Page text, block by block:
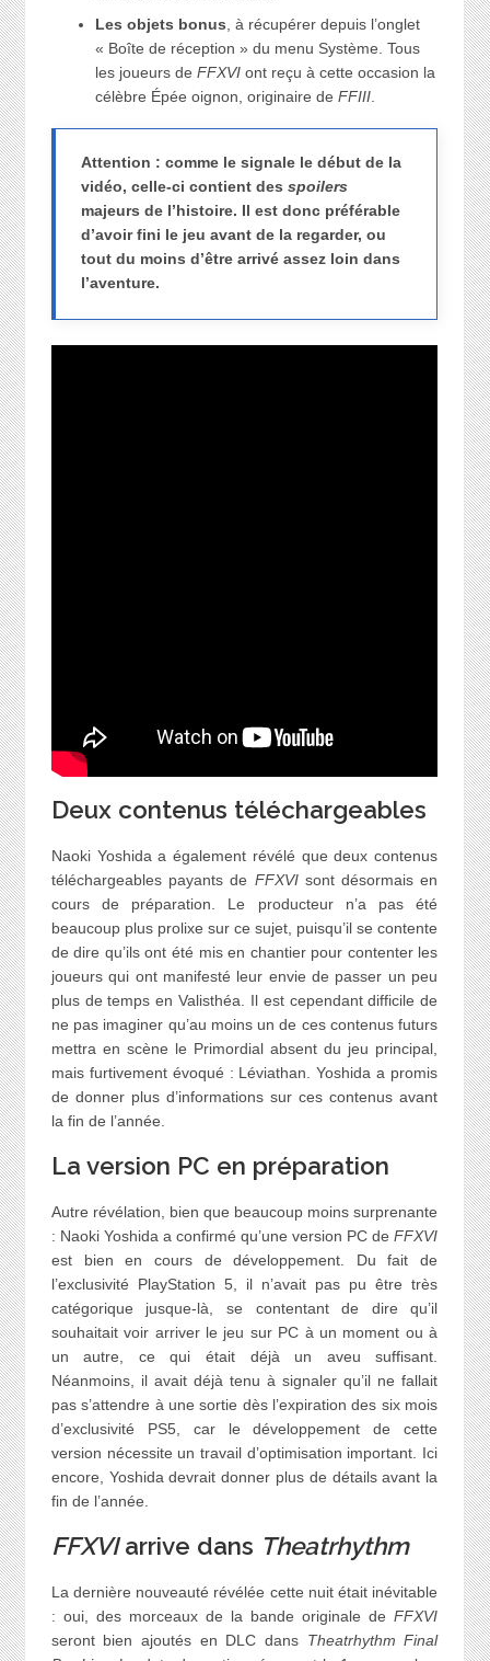
Les objets bonus , à récupérer depuis l’onglet
« Boîte de réception » du menu Système. Tous
les joueurs de FFXVIont reçu à cette occasion la
célèbre Épée oignon, originaire de FFIII.
Attention : comme le signale le début de la
vidéo, celle-ci contient desspoilers
majeurs de l’histoire. Il est donc préférable
d’avoir fini le jeu avant de la regarder, ou
tout du moins d’être arrivé assez loin dans
l’aventure.
Deux contenus téléchargeables
Naoki Yoshida a également révélé que deux contenus
téléchargeables payants de FFXVIsont désormais en
cours de préparation. Le producteur n’a pas été
beaucoup plus prolixe sur ce sujet, puisqu’il se contente
de dire qu’ils ont été mis en chantier pour contenter les
joueurs qui ont manifesté leur envie de passer un peu
plus de temps en Valisthéa. Il est cependant difficile de
ne pas imaginer qu’au moins un de ces contenus futurs
mettra en scène le Primordial absent du jeu principal,
mais furtivement évoqué : Léviathan. Yoshida a promis
de donner plus d’informations sur ces contenus avant
la fin de l’année.
La version PC en préparation
Autre révélation, bien que beaucoup moins surprenante
: Naoki Yoshida a confirmé qu’une version PC deFFXVI
est bien en cours de développement. Du fait de
l’exclusivité PlayStation 5, il n’avait pas pu être très
catégorique jusque-là, se contentant de dire qu’il
souhaitait voir arriver le jeu sur PC à un moment ou à
un autre, ce qui était déjà un aveu suffisant.
Néanmoins, il avait déjà tenu à signaler qu’il ne fallait
pas s’attendre à une sortie dès l’expiration des six mois
d’exclusivité PS5, car le développement de cette
version nécessite un travail d’optimisation important. Ici
encore, Yoshida devrait donner plus de détails avant la
fin de l’année.
FFXVIarrive dans Theatrhythm
La dernière nouveauté révélée cette nuit était inévitable
: oui, des morceaux de la bande originale deFFXVI
seront bien ajoutés en DLC dans Theatrhythm Final